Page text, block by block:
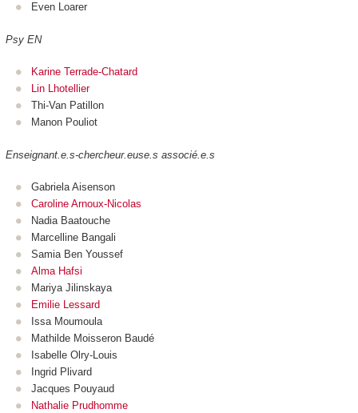
Even Loarer
Psy EN
Karine Terrade-Chatard
Lin Lhotellier
Thi-Van Patillon
Manon Pouliot
Enseignant.e.s-chercheur.euse.s associé.e.s
Gabriela Aisenson
Caroline Arnoux-Nicolas
Nadia Baatouche
Marcelline Bangali
Samia Ben Youssef
Alma Hafsi
Mariya Jilinskaya
Emilie Lessard
Issa Moumoula
Mathilde Moisseron Baudé
Isabelle Olry-Louis
Ingrid Plivard
Jacques Pouyaud
Nathalie Prudhomme